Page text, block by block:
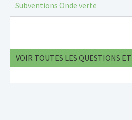
Subventions Onde verte
VOIR TOUTES LES QUESTIONS